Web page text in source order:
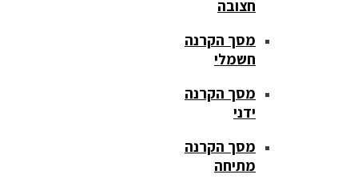
חצובה
מסך הקרנה
חשמלי
מסך הקרנה
ידני
מסך הקרנה
מתיחה